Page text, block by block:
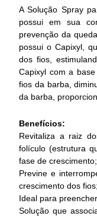
A Solução Spray
possui em sua
prevenção da
possui o Capixyl,
dos fios,
Capixyl com a
fios da barba,
da barba,
Benefícios:
Revitaliza a raiz
folículo (estrutura
fase de crescimento;
Previne e
crescimento dos fios;
Ideal para
Solução que